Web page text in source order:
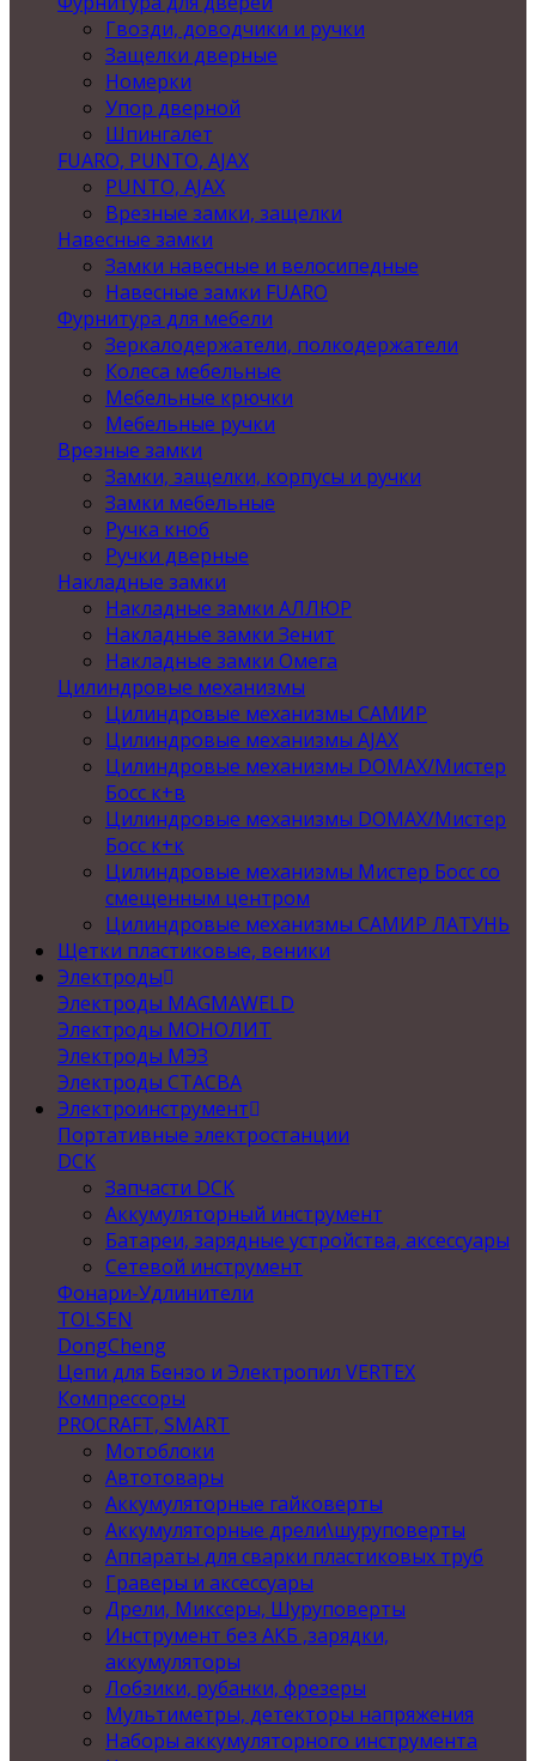
Гвозди, доводчики и ручки
Защелки дверные
Номерки
Упор дверной
Шпингалет
FUARO, PUNTO, AJAX
PUNTO, AJAX
Врезные замки, защелки
Навесные замки
Замки навесные и велосипедные
Навесные замки FUARO
Фурнитура для мебели
Зеркалодержатели, полкодержатели
Колеса мебельные
Мебельные крючки
Мебельные ручки
Врезные замки
Замки, защелки, корпусы и ручки
Замки мебельные
Ручка кноб
Ручки дверные
Накладные замки
Накладные замки АЛЛЮР
Накладные замки Зенит
Накладные замки Омега
Цилиндровые механизмы
Цилиндровые механизмы САМИР
Цилиндровые механизмы AJAX
Цилиндровые механизмы DOMAX/Мистер
Босс к+в
Цилиндровые механизмы DOMAX/Мистер
Босс к+к
Цилиндровые механизмы Мистер Босс со
смещенным центром
Цилиндровые механизмы САМИР ЛАТУНЬ
Щетки пластиковые, веники
Электроды
Электроды MAGMAWELD
Электроды МОНОЛИТ
Электроды МЭЗ
Электроды СТАСВА
Электроинструмент
Портативные электростанции
DCK
Запчасти DCK
Аккумуляторный инструмент
Батареи, зарядные устройства, аксессуары
Сетевой инструмент
Фонари-Удлинители
TOLSEN
DongCheng
Цепи для Бензо и Электропил VERTEX
Компрессоры
PROCRAFT, SMART
Мотоблоки
Автотовары
Аккумуляторные гайковерты
Аккумуляторные дрели\шуруповерты
Аппараты для сварки пластиковых труб
Граверы и аксессуары
Дрели, Миксеры, Шуруповерты
Инструмент без АКБ ,зарядки,
аккумуляторы
Лобзики, рубанки, фрезеры
Мультиметры, детекторы напряжения
Наборы аккумуляторного инструмента